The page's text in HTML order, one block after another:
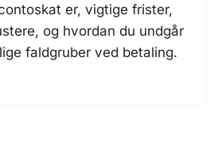
er, vigtige frister,
og hvordan du undgår
faldgruber ved betaling.